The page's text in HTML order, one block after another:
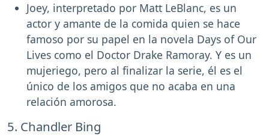
Joey, interpretado por Matt LeBlanc, es un
actor y amante de la comida quien se hace
famoso por su papel en la novela Days of Our
Lives como el Doctor Drake Ramoray. Y es un
mujeriego, pero al finalizar la serie, él es el
único de los amigos que no acaba en una
relación amorosa.
5. Chandler Bing